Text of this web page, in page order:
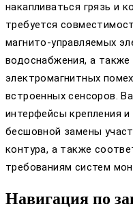
накапливаться грязь и
требуется
магнито-управляемых
водоснабжения, а
электромагнитных
встроенных сенсоров.
интерфейсы крепления
бесшовной замены
контура, а также
требованиям систем
Навигация по